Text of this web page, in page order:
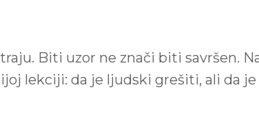
Biti uzor ne znači biti savršen.
lekciji: da je ljudski grešiti, ali da